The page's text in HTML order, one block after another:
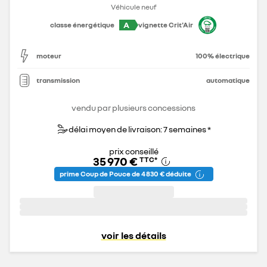
Véhicule neuf
classe énergétique
A vignette Crit'Air
moteur 100% électrique
transmission automatique
vendu par plusieurs concessions
délai moyen de livraison: 7 semaines *
prix conseillé
35 970 € TTC*
prime Coup de Pouce de 4 830 € déduite
voir les détails